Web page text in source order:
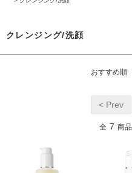
クレンジング/洗顔
おすすめ順
< Prev
全 7 商品